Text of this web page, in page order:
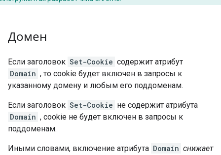
Домен
Если заголовок Set-Cookie содержит атрибут
Domain , то cookie будет включен в запросы к
указанному домену и любым его поддоменам.
Если заголовок Set-Cookie не содержит атрибута
Domain , cookie не будет включен в запросы к
поддоменам.
Иными словами, включение атрибута Domain снижает